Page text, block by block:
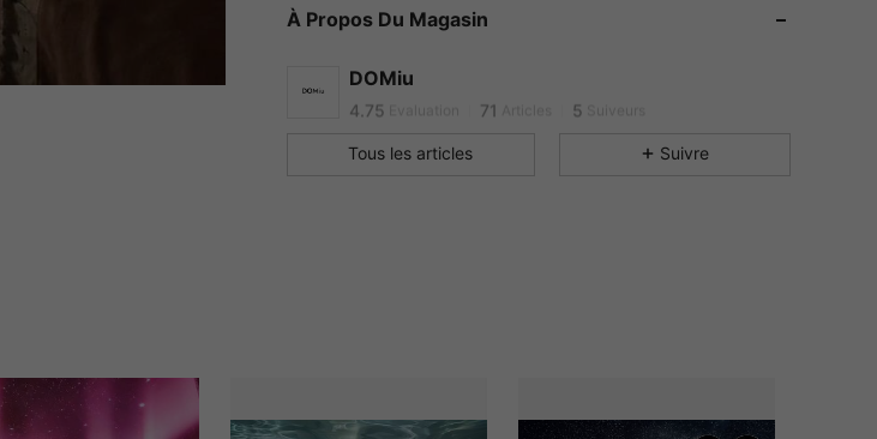
À Propos Du Magasin
DOMiu
4.75
4.75
71 5
Tous les articles Suivre